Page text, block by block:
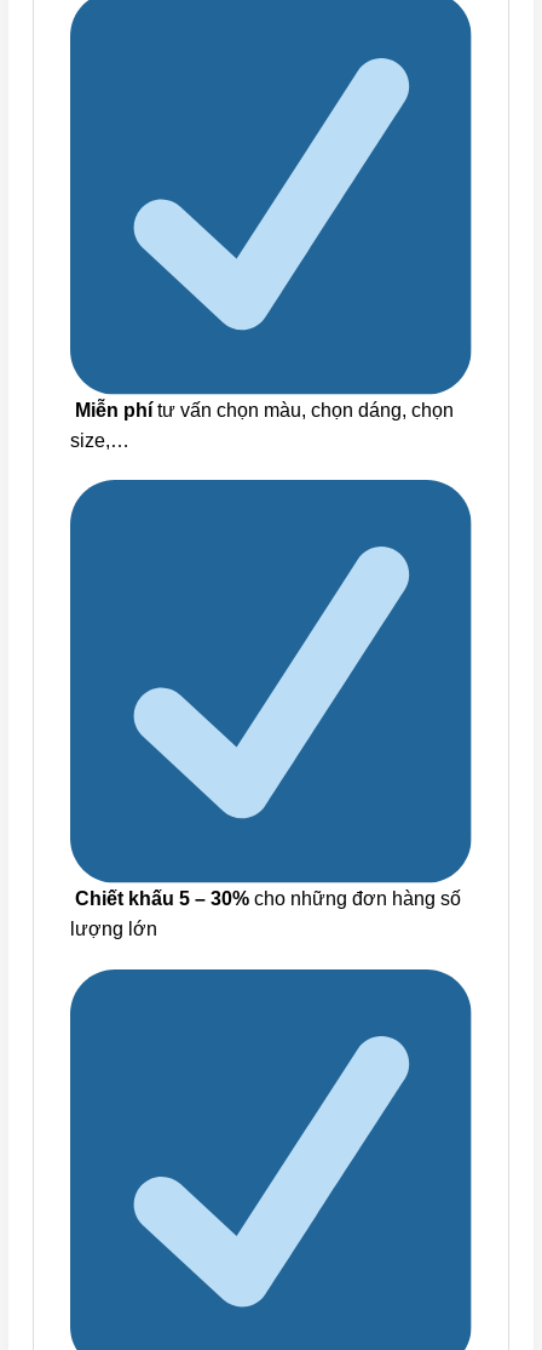
Miễn phí tư vấn chọn màu, chọn dáng, chọn
size,…
Chiết khấu 5 – 30% cho những đơn hàng số
lượng lớn